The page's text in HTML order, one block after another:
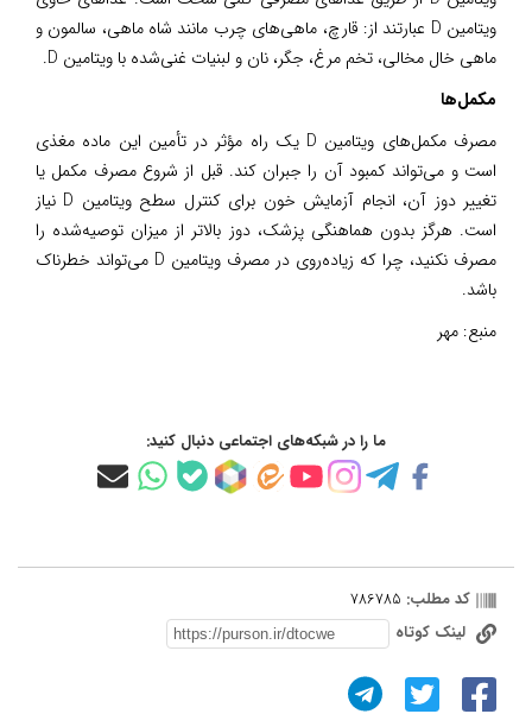
ویتامین D عبارتند از: قارچ، ماهی‌های چرب مانند شاه ماهی، سالمون و
ماهی خال مخالی، تخم مرغ، جگر، نان و لبنیات غنی‌شده با ویتامین D.
مکمل‌ها
مصرف مکمل‌های ویتامین D یک راه‌ مؤثر در تأمین این ماده مغذی
است و می‌تواند کمبود آن را جبران کند. قبل از شروع مصرف مکمل یا
تغییر دوز آن، انجام آزمایش خون برای کنترل سطح ویتامین D نیاز
است. هرگز بدون هماهنگی پزشک، دوز بالاتر از میزان توصیه‌شده را
مصرف نکنید، چرا که زیاده‌روی در مصرف ویتامین D می‌تواند خطرناک
باشد.
منبع: مهر
ما را در شبکه‌های اجتماعی دنبال کنید:
کد مطلب: 786785
لینک کوتاه